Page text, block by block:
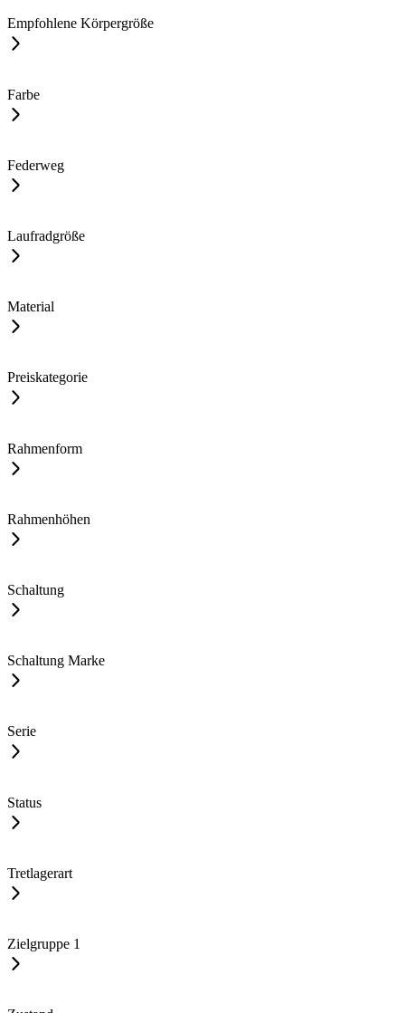
Empfohlene Körpergröße
Farbe
Federweg
Laufradgröße
Material
Preiskategorie
Rahmenform
Rahmenhöhen
Schaltung
Schaltung Marke
Serie
Status
Tretlagerart
Zielgruppe 1